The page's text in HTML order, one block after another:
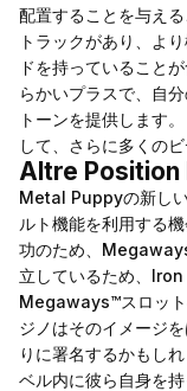
配置することを与え
トラックがあり、よ
ドを持っていること
らかいプラスで、自
トーンを提供します
して、さらに多くの
Altre Position
Metal Puppyの新し
ルト機能を利用する
功のため、
立しているため、
Megaways™スロット
ジノはそのイメージ
りに署名するかもし
ベル内に彼ら自身を